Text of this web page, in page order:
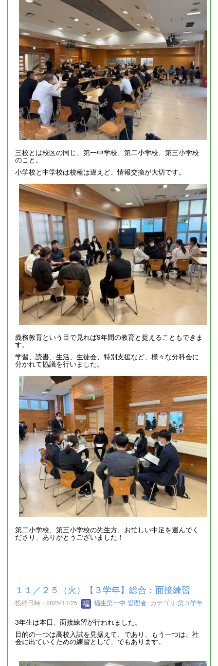
三校とは校区の同じ、第一中学校、第二小学校、第三小学校
のこと。
小学校と中学校は校種は違えど、情報交換が大切です。
義務教育という目で見れば9年間の教育と捉えることもできま
す。
学習、読書、生活、生徒会、特別支援など、様々な分科会に
分かれて協議を行いました。
第二小学校、第三小学校の先生方、お忙しい中足を運んでく
ださり、ありがとうございました！
１１／２５（火）【３学年】総合：面接練習
投稿日時 : 2025/11/25 福生第一中 管理者 カテゴリ:第３学年
3年生は本日、面接練習が行われました。
目的の一つは高校入試を見据えて、であり、もう一つは、社
会に出ていくための練習として、でもあります。